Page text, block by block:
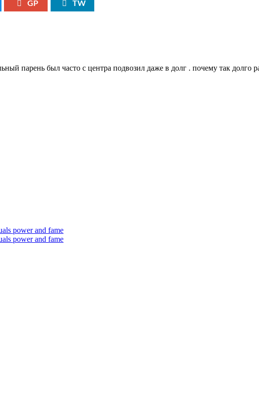
GP TW
парень был часто с центра подвозил даже в долг . почему так долго
power and fame
power and fame